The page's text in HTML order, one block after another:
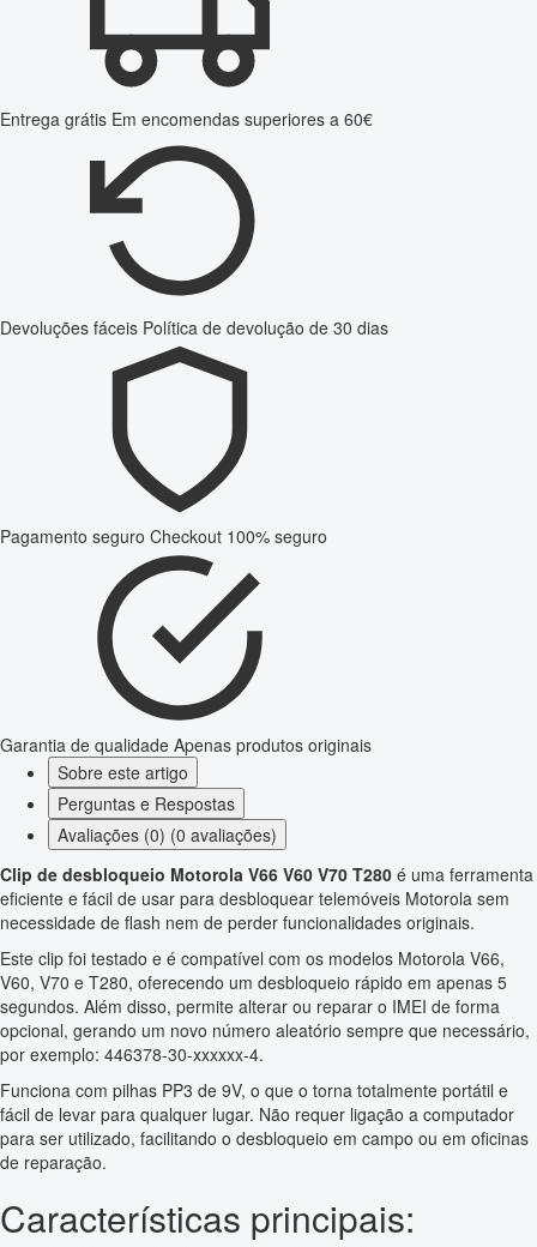
Entrega grátis Em encomendas superiores a 60€
Devoluções fáceis Política de devolução de 30 dias
Pagamento seguro Checkout 100% seguro
Garantia de qualidade Apenas produtos originais
Sobre este artigo
Perguntas e Respostas
Avaliações (0) (0 avaliações)
Clip de desbloqueio Motorola V66 V60 V70 T280 é uma ferramenta
eficiente e fácil de usar para desbloquear telemóveis Motorola sem
necessidade de flash nem de perder funcionalidades originais.
Este clip foi testado e é compatível com os modelos Motorola V66,
V60, V70 e T280, oferecendo um desbloqueio rápido em apenas 5
segundos. Além disso, permite alterar ou reparar o IMEI de forma
opcional, gerando um novo número aleatório sempre que necessário,
por exemplo: 446378-30-xxxxxx-4.
Funciona com pilhas PP3 de 9V, o que o torna totalmente portátil e
fácil de levar para qualquer lugar. Não requer ligação a computador
para ser utilizado, facilitando o desbloqueio em campo ou em oficinas
de reparação.
Características principais: